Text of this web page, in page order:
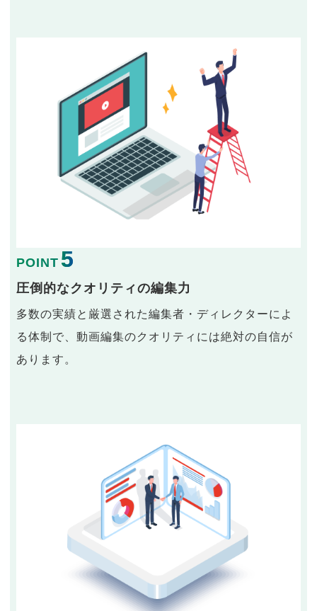
POINT 5
圧倒的なクオリティの編集力
多数の実績と厳選された編集者・ディレクターによ
る体制で、動画編集のクオリティには絶対の自信が
あります。